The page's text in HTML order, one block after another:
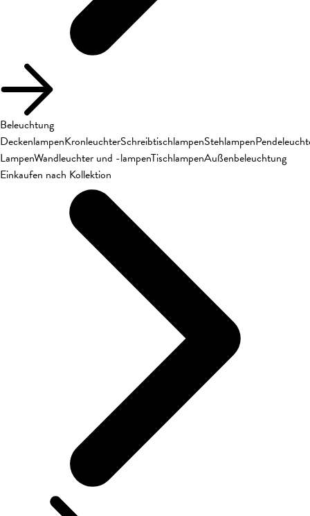
Beleuchtung
DeckenlampenKronleuchterSchreibtischlampenStehlampen
LampenWandleuchter und -lampenTischlampenAußenbeleuchtung
Einkaufen nach Kollektion